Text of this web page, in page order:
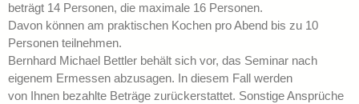
beträgt 14 Personen, die maximale 16 Personen.
Davon können am praktischen Kochen pro Abend bis zu 10
Personen teilnehmen.
Bernhard Michael Bettler behält sich vor, das Seminar nach
eigenem Ermessen abzusagen. In diesem Fall werden
von Ihnen bezahlte Beträge zurückerstattet. Sonstige Ansprüche